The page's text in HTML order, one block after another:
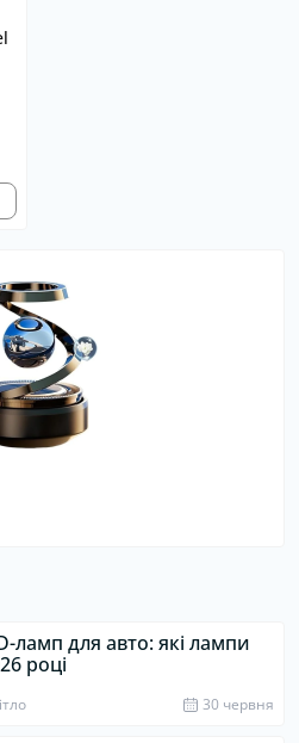
ламп для авто: які лампи
році
30 червня